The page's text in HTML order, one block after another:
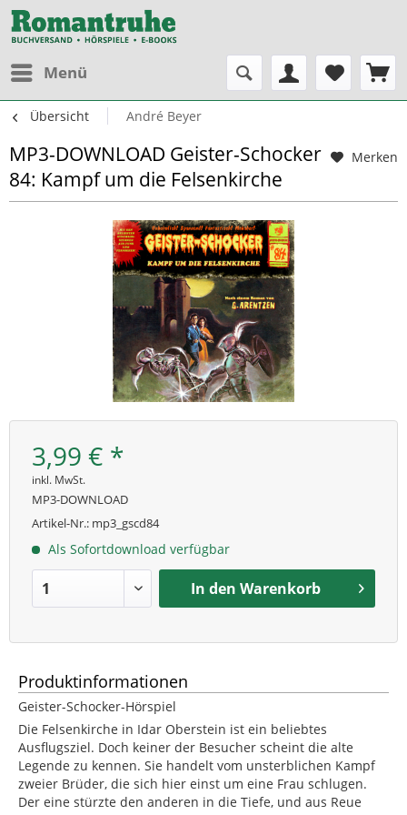
Menü
Übersicht André Beyer
Merken
MP3-DOWNLOAD Geister-Schocker
84: Kampf um die Felsenkirche
3,99 € *
inkl. MwSt.
MP3-DOWNLOAD
Artikel-Nr.: mp3_gscd84
Als Sofortdownload verfügbar
In den Warenkorb
Produktinformationen
Geister-Schocker-Hörspiel
Die Felsenkirche in Idar Oberstein ist ein beliebtes
Ausflugsziel. Doch keiner der Besucher scheint die alte
Legende zu kennen. Sie handelt vom unsterblichen Kampf
zweier Brüder, die sich hier einst um eine Frau schlugen.
Der eine stürzte den anderen in die Tiefe, und aus Reue